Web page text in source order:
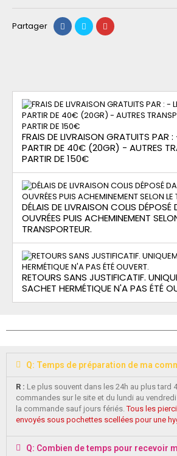
Partager
FRAIS DE LIVRAISON GRATUITS PAR :
PARTIR DE 40€ (20GR) - AUTRES
PARTIR DE 150€
DÉLAIS DE LIVRAISON COLIS
OUVRÉES PUIS ACHEMINEMENT
TRANSPORTEUR.
RETOURS SANS JUSTIFICATIF.
SACHET HERMÉTIQUE N'A PAS ÉTÉ
Q: Temps de préparation de ma
R : Le plus souvent dans les 24h au plus tard
commandes sur le site et du lundi au
la commande sauf jours fériés.Tous les
envoyés sous pochettes scellées pour une
Q: Combien de temps pour recevoir